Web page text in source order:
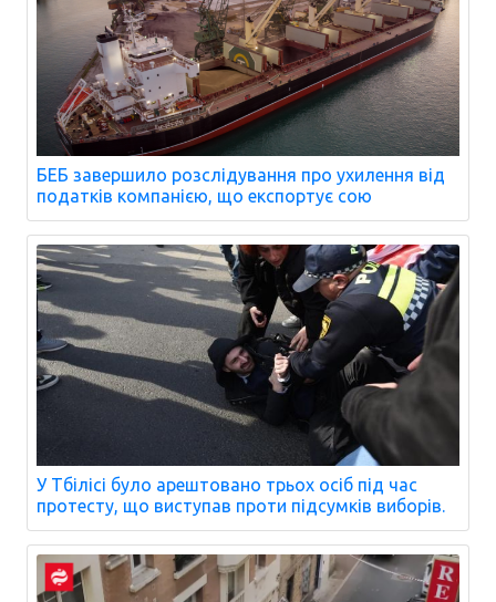
БЕБ завершило розслідування про ухилення від
податків компанією, що експортує сою
У Тбілісі було арештовано трьох осіб під час
протесту, що виступав проти підсумків виборів.